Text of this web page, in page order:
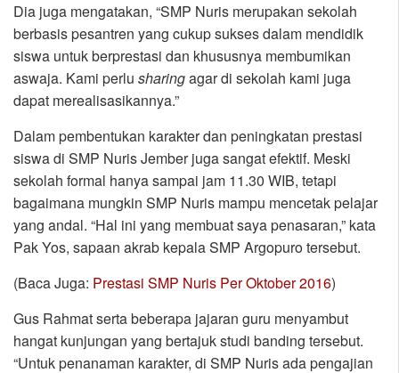
Dia juga mengatakan, “SMP Nuris merupakan sekolah
berbasis pesantren yang cukup sukses dalam mendidik
siswa untuk berprestasi dan khususnya membumikan
aswaja. Kami perlu sharingagar di sekolah kami juga
dapat merealisasikannya.”
Dalam pembentukan karakter dan peningkatan prestasi
siswa di SMP Nuris Jember juga sangat efektif. Meski
sekolah formal hanya sampai jam 11.30 WIB, tetapi
bagaimana mungkin SMP Nuris mampu mencetak pelajar
yang andal. “Hal ini yang membuat saya penasaran,” kata
Pak Yos, sapaan akrab kepala SMP Argopuro tersebut.
(Baca Juga: Prestasi SMP Nuris Per Oktober 2016)
Gus Rahmat serta beberapa jajaran guru menyambut
hangat kunjungan yang bertajuk studi banding tersebut.
“Untuk penanaman karakter, di SMP Nuris ada pengajian